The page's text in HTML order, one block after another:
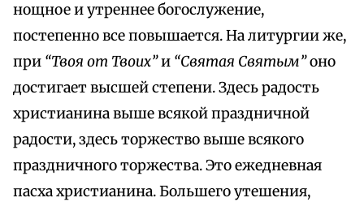
нощное и утреннее богослужение,
постепенно все повышается. На литургии же,
при “Твоя от Твоих”и “Святая Святым”оно
достигает высшей степени. Здесь радость
христианина выше всякой праздничной
радости, здесь торжество выше всякого
праздничного торжества. Это ежедневная
пасха христианина. Большего утешения,